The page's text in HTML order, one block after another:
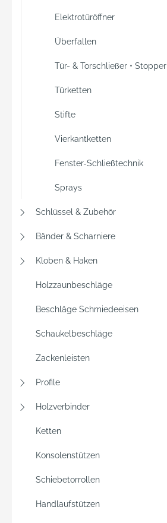
Elektrotüröffner
Überfallen
Tür- & Torschließer • Stopper
Türketten
Stifte
Vierkantketten
Fenster-Schließtechnik
Sprays
Schlüssel & Zubehör
Bänder & Scharniere
Kloben & Haken
Holzzaunbeschläge
Beschläge Schmiedeeisen
Schaukelbeschläge
Zackenleisten
Profile
Holzverbinder
Ketten
Konsolenstützen
Schiebetorrollen
Handlaufstützen